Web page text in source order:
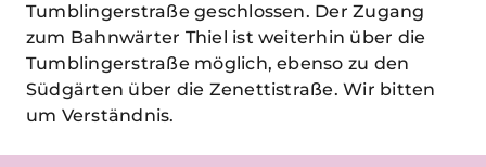
Tumblingerstraße geschlossen. Der Zugang
zum Bahnwärter Thiel ist weiterhin über die
Tumblingerstraße möglich, ebenso zu den
Südgärten über die Zenettistraße. Wir bitten
um Verständnis.